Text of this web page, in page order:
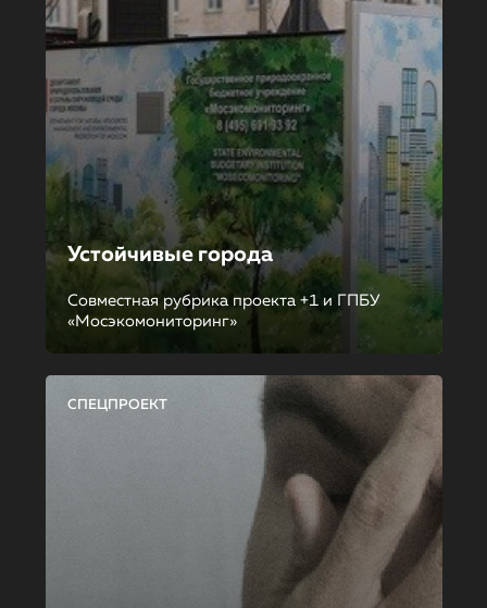
Устойчивые города
Совместная рубрика проекта +1 и ГПБУ
«Мосэкомониторинг»
СПЕЦПРОЕКТ